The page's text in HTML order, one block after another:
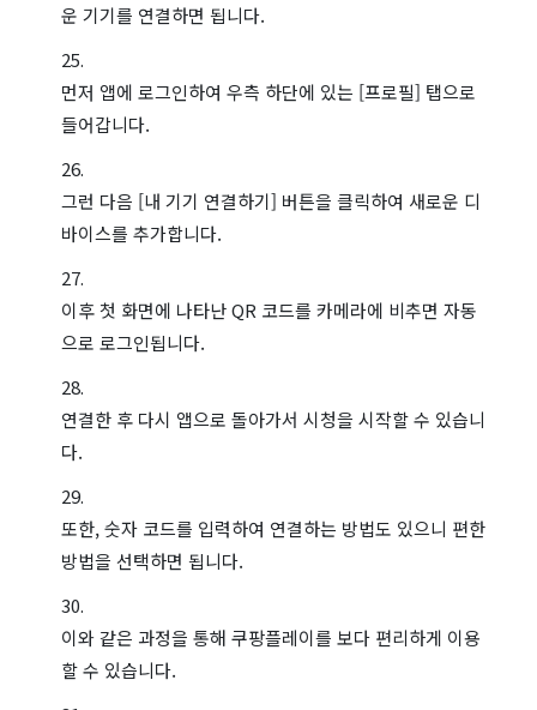
운 기기를 연결하면 됩니다.
먼저 앱에 로그인하여 우측 하단에 있는 [프로필] 탭으로
들어갑니다.
그런 다음 [내 기기 연결하기] 버튼을 클릭하여 새로운 디
바이스를 추가합니다.
이후 첫 화면에 나타난 QR 코드를 카메라에 비추면 자동
으로 로그인됩니다.
연결한 후 다시 앱으로 돌아가서 시청을 시작할 수 있습니
다.
또한, 숫자 코드를 입력하여 연결하는 방법도 있으니 편한
방법을 선택하면 됩니다.
이와 같은 과정을 통해 쿠팡플레이를 보다 편리하게 이용
할 수 있습니다.